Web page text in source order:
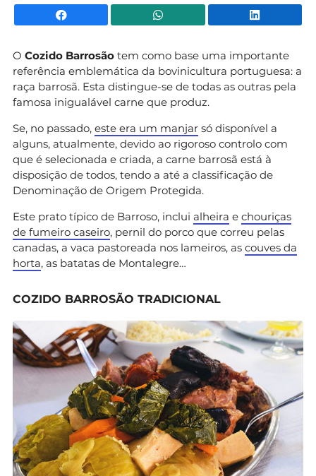
Facebook WhatsApp
O Cozido Barrosão tem como base uma importante
referência emblemática da bovinicultura portuguesa: a
raça barrosã. Esta distingue-se de todas as outras pela
famosa inigualável carne que produz.
Se, no passado, este era um manjar só disponível a
alguns, atualmente, devido ao rigoroso controlo com
que é selecionada e criada, a carne barrosã está à
disposição de todos, tendo a até a classificação de
Denominação de Origem Protegida.
Este prato típico de Barroso, inclui alheira e chouriças
de fumeiro caseiro, pernil do porco que correu pelas
canadas, a vaca pastoreada nos lameiros, as couves da
horta, as batatas de Montalegre…
COZIDO BARROSÃO TRADICIONAL